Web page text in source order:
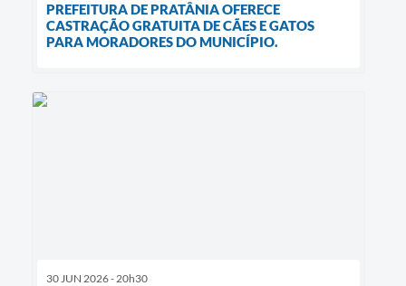
PREFEITURA DE PRATÂNIA OFERECE
CASTRAÇÃO GRATUITA DE CÃES E GATOS
PARA MORADORES DO MUNICÍPIO.
30 JUN 2026 - 20h30